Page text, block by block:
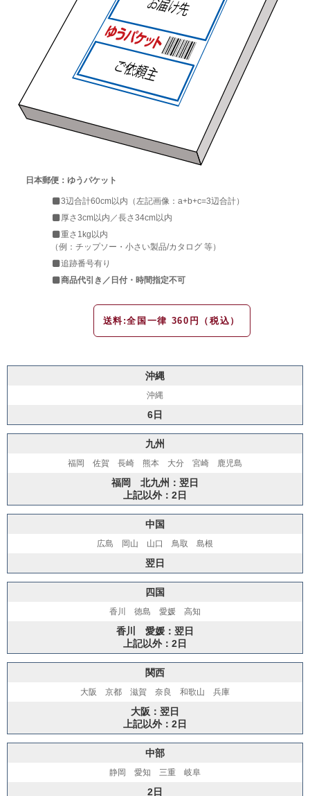
日本郵便：ゆうパケット
3辺合計60cm以内（左記画像：a+b+c=3辺合計）
厚さ3cm以内／長さ34cm以内
重さ1kg以内
（例：チップソー・小さい製品/カタログ 等）
追跡番号有り
商品代引き／日付・時間指定不可
送料:全国一律 360円（税込）
沖縄
沖縄
6日
九州
福岡 佐賀 長崎 熊本 大分 宮崎 鹿児島
福岡 北九州：翌日
上記以外：2日
中国
広島 岡山 山口 鳥取 島根
翌日
四国
香川 徳島 愛媛 高知
香川 愛媛：翌日
上記以外：2日
関西
大阪 京都 滋賀 奈良 和歌山 兵庫
大阪：翌日
上記以外：2日
中部
静岡 愛知 三重 岐阜
2日